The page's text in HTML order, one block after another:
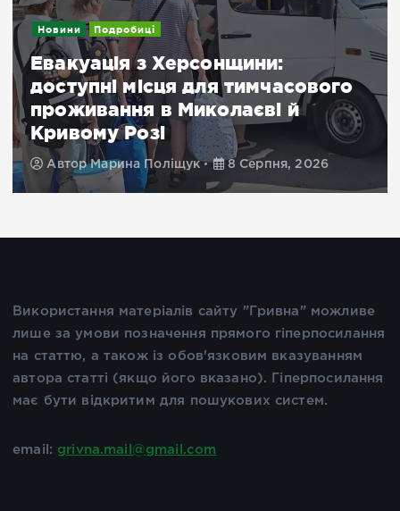
Новини Подробиці
Евакуація з Херсонщини:
доступні місця для тимчасового
проживання в Миколаєві й
Кривому Розі
АвторМарина Поліщук 8 Серпня, 2026
Використання матеріалів сайту "Гривна" можливе
лише за умови позначення прямого гіперпосилання
на статтю, а також із обов'язковим вказуванням
автора статті (якщо його вказано). Гіперпосилання
має бути відкритим для пошукових систем.
email: grivna.mail@gmail.com